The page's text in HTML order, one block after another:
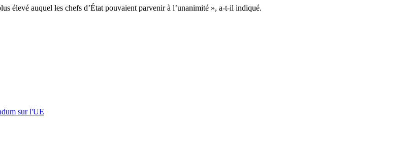
élevé auquel les chefs d’État pouvaient parvenir à l’unanimité », a-t-il indiqué.
sur l'UE